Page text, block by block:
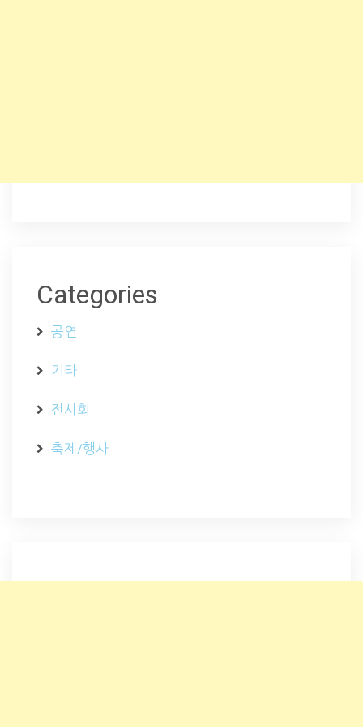
Categories
공연
기타
전시회
축제/행사